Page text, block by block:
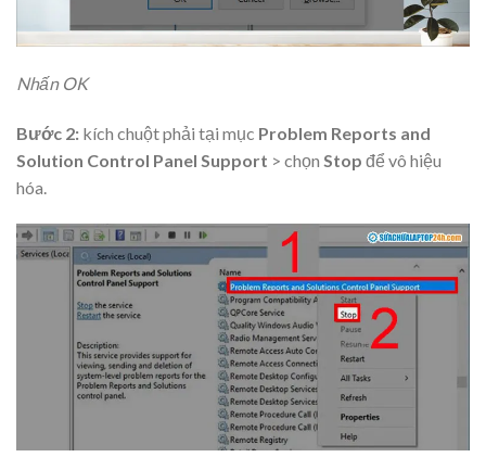
Nhấn OK
Bước 2: kích chuột phải tại mục Problem Reports and
Solution Control Panel Support > chọn Stop để vô hiệu
hóa.